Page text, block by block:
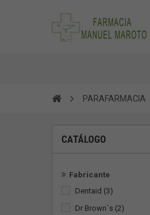
PARAFARMACIA
CATÁLOGO
Fabricante
Dentaid (3)
Dr Brown´s (2)